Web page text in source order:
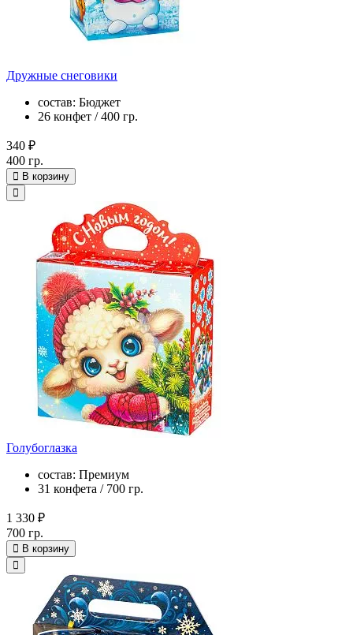
Дружные снеговики
состав: Бюджет
26 конфет / 400 гр.
340 ₽
400 гр.
В корзину
Голубоглазка
состав: Премиум
31 конфета / 700 гр.
1 330 ₽
700 гр.
В корзину